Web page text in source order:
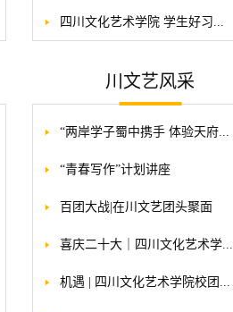
四川文化艺术学院 学生好习...
川文艺风采
“两岸学子蜀中携手 体验天府...
“青春写作”计划讲座
百团大战|在川文艺团头聚面
喜庆二十大｜四川文化艺术学...
机遇 | 四川文化艺术学院校团...